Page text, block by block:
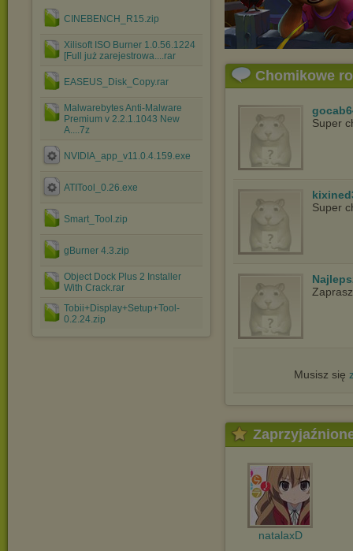
CINEBENCH_R15.zip
Xilisoft ISO Burner 1.0.56.1224
[Full już zarejestrowa....rar
EASEUS_Disk_Copy.rar
Malwarebytes Anti-Malware
Premium v 2.2.1.1043 New
A....7z
NVIDIA_app_v11.0.4.159.exe
ATITool_0.26.exe
Smart_Tool.zip
gBurner 4.3.zip
Object Dock Plus 2 Installer
With Crack.rar
Tobii+Display+Setup+Tool-
0.2.24.zip
Chomikowe
Super
Super
Musisz się
natalaxD